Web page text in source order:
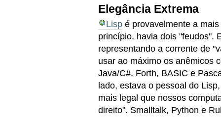
Elegância Extrema
Lisp é provavelmente a
princípio, havia dois "feudos".
representando a corrente de
usar ao máximo os anêmicos
Java/C#, Forth, BASIC e
lado, estava o pessoal do
mais legal que nossos
direito". Smalltalk, Python e